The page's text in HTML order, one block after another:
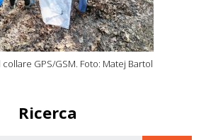
GPS/GSM. Foto: Matej Bartol
Ricerca